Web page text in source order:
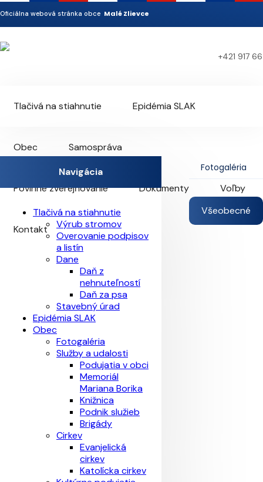
Oficiálna webová stránka obce Malé Zlievce
+421 917
Tlačivá na stiahnutie Epidémia SLAK
Obec Samospráva
Povinné zverejňovanie Dokumenty Voľby
Kontakt
Fotogaléria
Všeobecné
Navigácia
Tlačivá na stiahnutie
Výrub stromov
Overovanie podpisov
a listín
Dane
Daň z
nehnuteľností
Daň za psa
Stavebný úrad
Epidémia SLAK
Obec
Fotogaléria
Služby a udalosti
Podujatia v obci
Memoriál
Mariana Borika
Knižnica
Podnik služieb
Brigády
Cirkev
Evanjelická
cirkev
Katolícka cirkev